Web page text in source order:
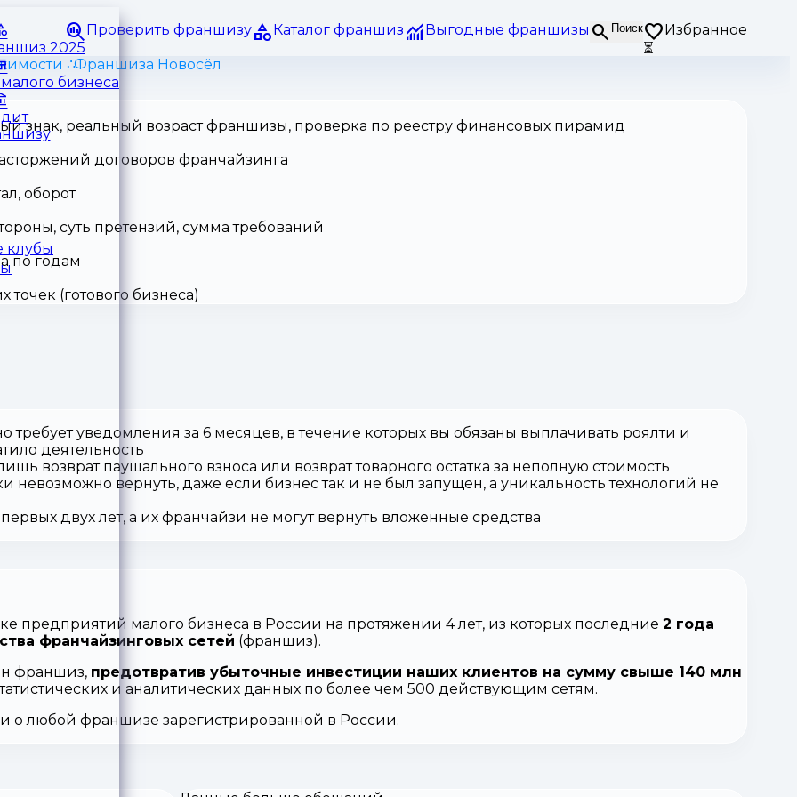
Проверить франшизу Каталог франшиз Выгодные франшизы Поиск
Избранное
⏳
2025
бизнеса
клубы
Франшиза Новосёл
знак, реальный возраст франшизы, проверка по реестру финансовых пирамид
договоров франчайзинга
оборот
суть претензий, сумма требований
по годам
(готового бизнеса)
требует уведомления за 6 месяцев, в течение которых вы обязаны выплачивать роялти и
деятельность
возврат паушального взноса или возврат товарного остатка за неполную стоимость
невозможно вернуть, даже если бизнес так и не был запущен, а уникальность технологий не
двух лет, а их франчайзи не могут вернуть вложенные средства
предприятий малого бизнеса в России на протяжении 4 лет, из которых последние 2 года
франчайзинговых сетей (франшиз).
франшиз, предотвратив убыточные инвестиции наших клиентов на сумму свыше 140 млн
и аналитических данных по более чем 500 действующим сетям.
о любой франшизе зарегистрированной в России.